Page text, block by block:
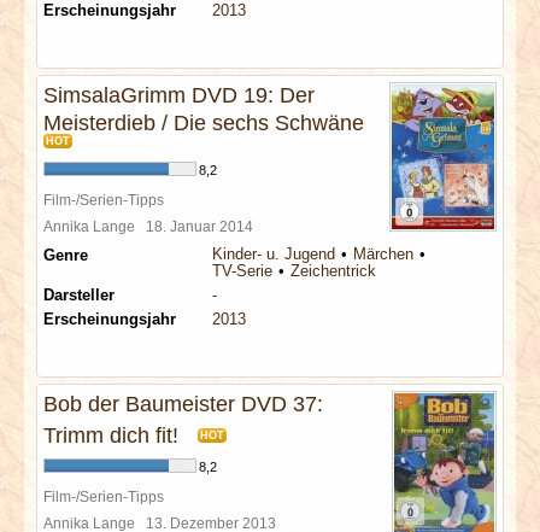
Erscheinungsjahr
2013
SimsalaGrimm DVD 19: Der
Meisterdieb / Die sechs Schwäne
HOT
8,2
Film-/Serien-Tipps
Annika Lange 18. Januar 2014
Genre Kinder- u. Jugend
Märchen
TV-Serie
Zeichentrick
Darsteller
-
Erscheinungsjahr
2013
Bob der Baumeister DVD 37:
Trimm dich fit!
HOT
8,2
Film-/Serien-Tipps
Annika Lange 13. Dezember 2013